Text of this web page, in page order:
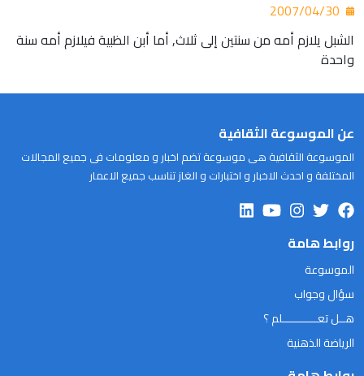
الشبل يلازم أمه من سنتين إلى ثلاث, أما أبن الظبية فيلازم أمه سنة
واحدة
عن الموسوعة الثقافية
الموسوعة الثقافية هى موسوعة تضم اخبار و معلومات فى جميع المجالات
المختلفة و احدث الاخبار و اختبارات و الغاز تناسب جميع الاعمار
روابط هامة
الموسوعة
سؤال وجواب
هــل تعـــــــــــلم ؟
الرياضة الذهنية